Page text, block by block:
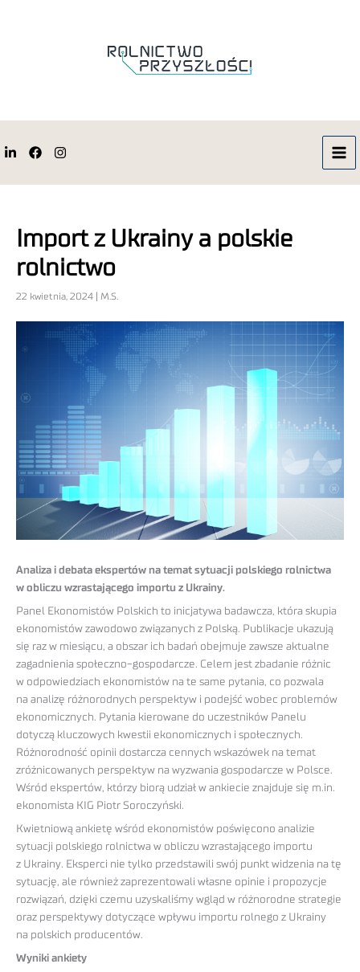
Import z Ukrainy a polskie
rolnictwo
22 kwietnia, 2024 | M.S.
Analiza i debata ekspertów na temat sytuacji polskiego rolnictwa
w obliczu wzrastającego importu z Ukrainy.
Panel Ekonomistów Polskich to inicjatywa badawcza, która skupia
ekonomistów zawodowo związanych z Polską. Publikacje ukazują
się raz w miesiącu, a obszar ich badań obejmuje zawsze aktualne
zagadnienia społeczno-gospodarcze. Celem jest zbadanie różnic
w odpowiedziach ekonomistów na te same pytania, co pozwala
na analizę różnorodnych perspektyw i podejść wobec problemów
ekonomicznych. Pytania kierowane do uczestników Panelu
dotyczą kluczowych kwestii ekonomicznych i społecznych.
Różnorodność opinii dostarcza cennych wskazówek na temat
zróżnicowanych perspektyw na wyzwania gospodarcze w Polsce.
Wśród ekspertów, którzy biorą udział w ankiecie znajduje się m.in.
ekonomista KIG Piotr Soroczyński.
Kwietniową ankietę wśród ekonomistów poświęcono analizie
sytuacji polskiego rolnictwa w obliczu wzrastającego importu
z Ukrainy. Eksperci nie tylko przedstawili swój punkt widzenia na tę
sytuację, ale również zaprezentowali własne opinie i propozycje
rozwiązań, dzięki czemu uzyskaliśmy wgląd w różnorodne strategie
oraz perspektywy dotyczące wpływu importu rolnego z Ukrainy
na polskich producentów.
Wyniki ankiety